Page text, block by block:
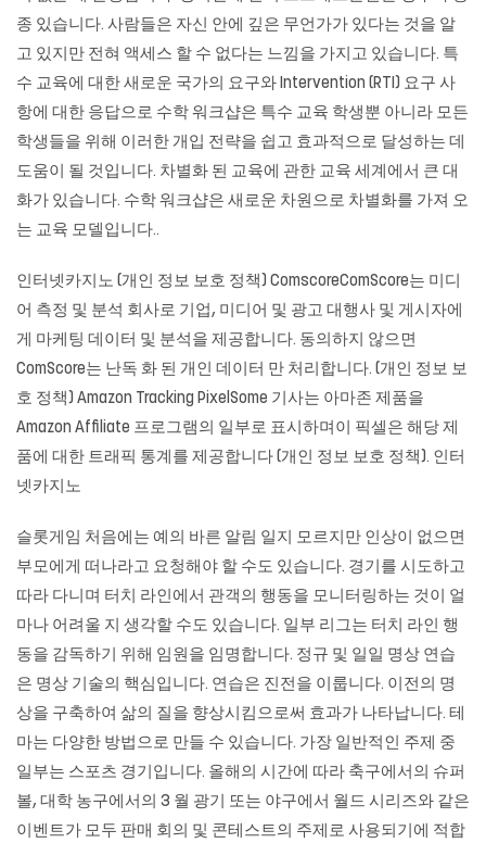
종 있습니다. 사람들은 자신 안에 깊은 무언가가 있다는 것을 알
고 있지만 전혀 액세스 할 수 없다는 느낌을 가지고 있습니다. 특
수 교육에 대한 새로운 국가의 요구와 Intervention (RTI) 요구 사
항에 대한 응답으로 수학 워크샵은 특수 교육 학생뿐 아니라 모든
학생들을 위해 이러한 개입 전략을 쉽고 효과적으로 달성하는 데
도움이 될 것입니다. 차별화 된 교육에 관한 교육 세계에서 큰 대
화가 있습니다. 수학 워크샵은 새로운 차원으로 차별화를 가져 오
는 교육 모델입니다..
인터넷카지노 (개인 정보 보호 정책) ComscoreComScore는 미디
어 측정 및 분석 회사로 기업, 미디어 및 광고 대행사 및 게시자에
게 마케팅 데이터 및 분석을 제공합니다. 동의하지 않으면
ComScore는 난독 화 된 개인 데이터 만 처리합니다. (개인 정보 보
호 정책) Amazon Tracking PixelSome 기사는 아마존 제품을
Amazon Affiliate 프로그램의 일부로 표시하며이 픽셀은 해당 제
품에 대한 트래픽 통계를 제공합니다 (개인 정보 보호 정책). 인터
넷카지노
슬롯게임 처음에는 예의 바른 알림 일지 모르지만 인상이 없으면
부모에게 떠나라고 요청해야 할 수도 있습니다. 경기를 시도하고
따라 다니며 터치 라인에서 관객의 행동을 모니터링하는 것이 얼
마나 어려울 지 생각할 수도 있습니다. 일부 리그는 터치 라인 행
동을 감독하기 위해 임원을 임명합니다. 정규 및 일일 명상 연습
은 명상 기술의 핵심입니다. 연습은 진전을 이룹니다. 이전의 명
상을 구축하여 삶의 질을 향상시킴으로써 효과가 나타납니다. 테
마는 다양한 방법으로 만들 수 있습니다. 가장 일반적인 주제 중
일부는 스포츠 경기입니다. 올해의 시간에 따라 축구에서의 슈퍼
볼, 대학 농구에서의 3 월 광기 또는 야구에서 월드 시리즈와 같은
이벤트가 모두 판매 회의 및 콘테스트의 주제로 사용되기에 적합